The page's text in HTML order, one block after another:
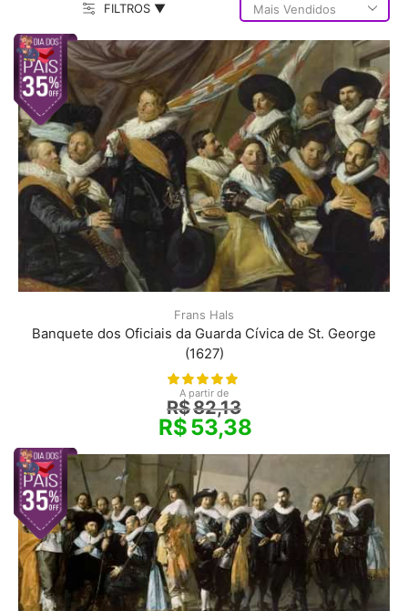
FILTROS ▼
Frans Hals
Banquete dos Oficiais da Guarda Cívica de St. George
(1627)
A partir de
R$82,13
R$53,38